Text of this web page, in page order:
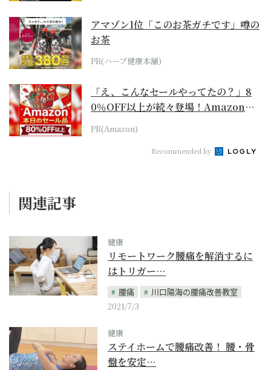
アマゾン1位「このお茶ガチです」噂の
お茶
PR(ハーブ健康本舗)
「え、こんなセールやってたの？」8
0％OFF以上が続々登場！Amazonの
本気が...
PR(Amazon)
Recommended by
関連記事
健康
リモートワーク腰痛を解消するに
はトリガー…
腰痛
川口陽海の腰痛改善教室
2021/7/3
健康
ステイホームで腰痛改善！ 腰・骨
盤を安定…